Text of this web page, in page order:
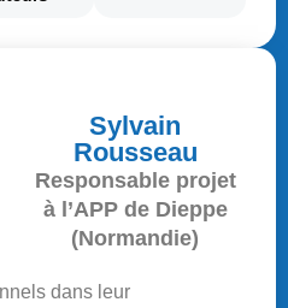
Sylvain
Rousseau
Responsable projet
à l’APP de Dieppe
(Normandie)
dans leur